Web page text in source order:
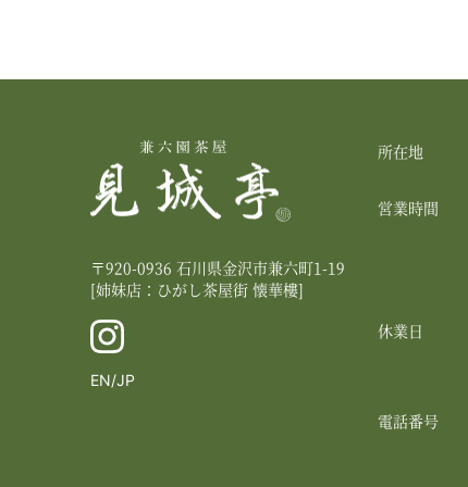
〒920-0936 石川県金沢市兼六町1-19
[姉妹店：ひがし茶屋街 懐華樓]
EN英JP日
所在地
営業時間
休業日
電話番号